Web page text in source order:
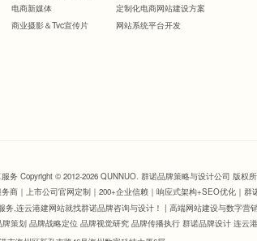
电商新媒体
商业摄影＆Tvc宣传片
定制化电商网站建设方案
网站系统平台开发
服务 Copyright © 2012-2026 QUNNUO. 群诺品牌策略与设计公司 版权
务商｜上市公司官网定制｜200+企业信赖｜响应式架构+SEO优化｜
,连云港建网站就找群诺品牌咨询与设计！ | 高端网站建设与数字营
策划 品牌战略定位 品牌视觉研究 品牌传播执行 群诺品牌设计 连云